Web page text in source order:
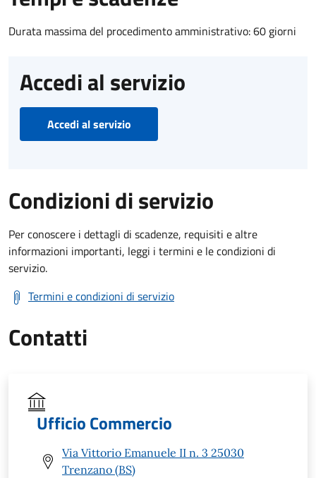
Durata massima del procedimento amministrativo: 60 giorni
Accedi al servizio
Accedi al servizio
Condizioni di servizio
Per conoscere i dettagli di scadenze, requisiti e altre
informazioni importanti, leggi i termini e le condizioni di
servizio.
Termini e condizioni di servizio
Contatti
Ufficio Commercio
Via Vittorio Emanuele II n. 3 25030
Trenzano (BS)